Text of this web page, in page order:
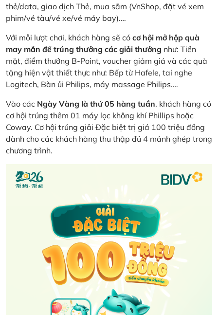
thẻ/data, giao dịch Thẻ, mua sắm (VnShop, đặt vé xem
phim/vé tàu/vé xe/vé máy bay)….
Với mỗi lượt chơi, khách hàng sẽ có cơ hội mở hộp quà
may mắn để trúng thưởng các giải thưởng như: Tiền
mặt, điểm thưởng B-Point, voucher giảm giá và các quà
tặng hiện vật thiết thực như: Bếp từ Hafele, tai nghe
Logitech, Bàn ủi Philips, máy massage Philips….
Vào các Ngày Vàng là thứ 05 hàng tuần, khách hàng có
cơ hội trúng thêm 01 máy lọc không khí Phillips hoặc
Coway. Cơ hội trúng giải Đặc biệt trị giá 100 triệu đồng
dành cho các khách hàng thu thập đủ 4 mảnh ghép trong
chương trình.